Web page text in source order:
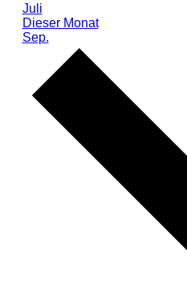
Juli
Dieser Monat
Sep.